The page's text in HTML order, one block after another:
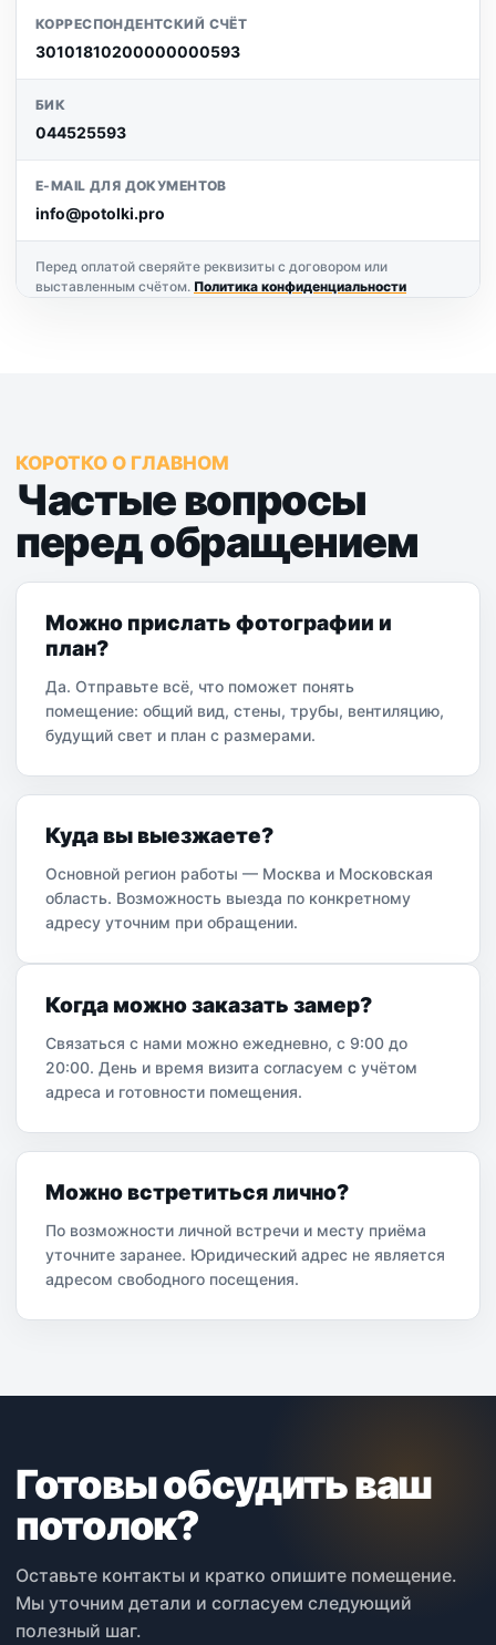
КОРРЕСПОНДЕНТСКИЙ СЧЁТ
30101810200000000593
БИК
044525593
E-MAIL ДЛЯ ДОКУМЕНТОВ
info@potolki.pro
Перед оплатой сверяйте реквизиты с договором или
выставленным счётом. Политика конфиденциальности
КОРОТКО О ГЛАВНОМ
Частые вопросы
перед обращением
Можно прислать фотографии и
план?
Да. Отправьте всё, что поможет понять
помещение: общий вид, стены, трубы, вентиляцию,
будущий свет и план с размерами.
Куда вы выезжаете?
Основной регион работы — Москва и Московская
область. Возможность выезда по конкретному
адресу уточним при обращении.
Когда можно заказать замер?
Связаться с нами можно ежедневно, с 9:00 до
20:00. День и время визита согласуем с учётом
адреса и готовности помещения.
Можно встретиться лично?
По возможности личной встречи и месту приёма
уточните заранее. Юридический адрес не является
адресом свободного посещения.
Готовы обсудить ваш
потолок?
Оставьте контакты и кратко опишите помещение.
Мы уточним детали и согласуем следующий
полезный шаг.